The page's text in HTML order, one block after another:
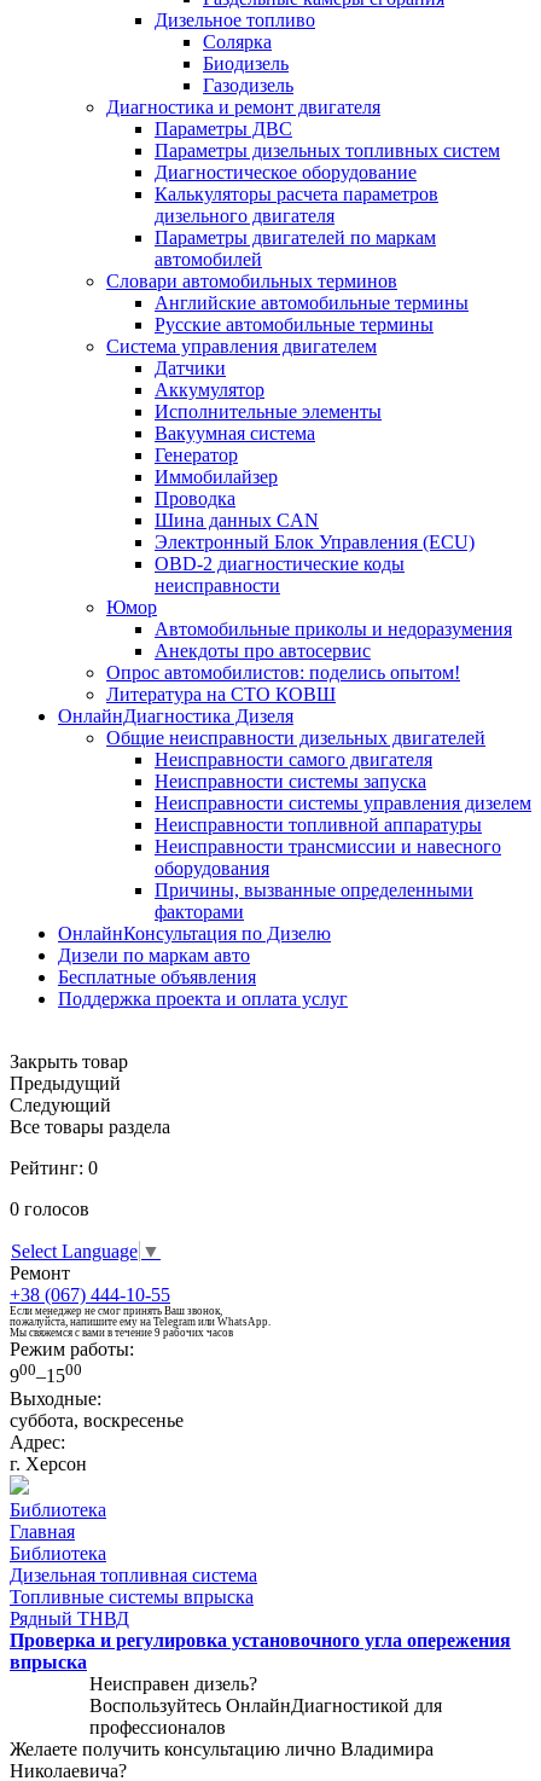
Дизельное топливо
Солярка
Биодизель
Газодизель
Диагностика и ремонт двигателя
Параметры ДВС
Параметры дизельных топливных систем
Диагностическое оборудование
Калькуляторы расчета параметров
дизельного двигателя
Параметры двигателей по маркам
автомобилей
Словари автомобильных терминов
Английские автомобильные термины
Русские автомобильные термины
Система управления двигателем
Датчики
Аккумулятор
Исполнительные элементы
Вакуумная система
Генератор
Иммобилайзер
Проводка
Шина данных CAN
Электронный Блок Управления (ECU)
OBD-2 диагностические коды
неисправности
Юмор
Автомобильные приколы и недоразумения
Анекдоты про автосервис
Опрос автомобилистов: поделись опытом!
Литература на СТО КОВШ
ОнлайнДиагностика Дизеля
Общие неисправности дизельных двигателей
Неисправности самого двигателя
Неисправности системы запуска
Неисправности системы управления дизелем
Неисправности топливной аппаратуры
Неисправности трансмиссии и навесного
оборудования
Причины, вызванные определенными
факторами
ОнлайнКонсультация по Дизелю
Дизели по маркам авто
Бесплатные объявления
Поддержка проекта и оплата услуг
Закрыть товар
Предыдущий
Следующий
Все товары раздела
Рейтинг: 0
0 голосов
Select Language ▼
Ремонт
+38 (067) 444-10-55
Если менеджер не смог принять Ваш звонок,
пожалуйста, напишите ему на Telegram или WhatsApp.
Мы свяжемся с вами в течение 9 рабочих часов
Режим работы:
900–1500
Выходные:
суббота, воскресенье
Адрес:
г. Херсон
Библиотека
Главная
Библиотека
Дизельная топливная система
Топливные системы впрыска
Рядный ТНВД
Проверка и регулировка установочного угла опережения
впрыска
Неисправен дизель?
Воспользуйтесь ОнлайнДиагностикой для
профессионалов
Желаете получить консультацию лично Владимира
Николаевича?